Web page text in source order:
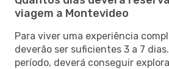
viagem a Montevideo
Para viver uma experiência
deverão ser suficientes 3 a 7
período, deverá conseguir